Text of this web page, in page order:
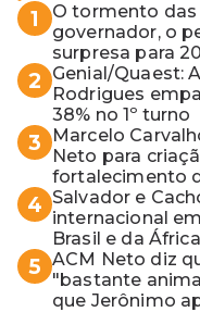
1
O tormento das
governador, o
surpresa para
guerra mundial
2
Genial/Quaest:
Rodrigues
38% no 1º turno
3
Marcelo
Neto para
fortalecimento
4 Salvador e
internacional
Brasil e da África
5 ACM Neto diz
"bastante
que Jerônimo